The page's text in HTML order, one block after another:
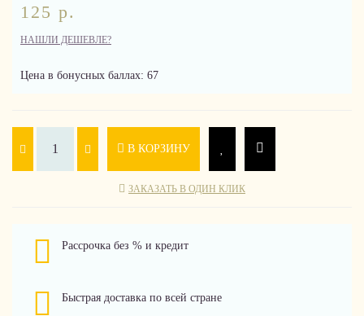
125 р.
НАШЛИ ДЕШЕВЛЕ?
Цена в бонусных баллах: 67
В КОРЗИНУ
ЗАКАЗАТЬ В ОДИН КЛИК
Рассрочка без % и кредит
Быстрая доставка по всей стране